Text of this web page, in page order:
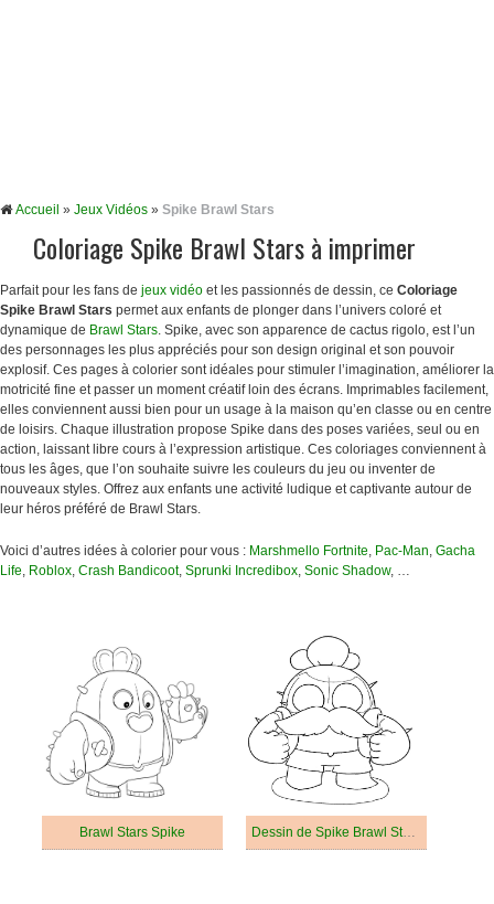
Accueil » Jeux Vidéos » Spike Brawl Stars
Coloriage Spike Brawl Stars à imprimer
Parfait pour les fans de jeux vidéo et les passionnés de dessin, ce Coloriage
Spike Brawl Stars permet aux enfants de plonger dans l’univers coloré et
dynamique de Brawl Stars. Spike, avec son apparence de cactus rigolo, est l’un
des personnages les plus appréciés pour son design original et son pouvoir
explosif. Ces pages à colorier sont idéales pour stimuler l’imagination, améliorer la
motricité fine et passer un moment créatif loin des écrans. Imprimables facilement,
elles conviennent aussi bien pour un usage à la maison qu’en classe ou en centre
de loisirs. Chaque illustration propose Spike dans des poses variées, seul ou en
action, laissant libre cours à l’expression artistique. Ces coloriages conviennent à
tous les âges, que l’on souhaite suivre les couleurs du jeu ou inventer de
nouveaux styles. Offrez aux enfants une activité ludique et captivante autour de
leur héros préféré de Brawl Stars.
Voici d’autres idées à colorier pour vous : Marshmello Fortnite, Pac-Man, Gacha
Life, Roblox, Crash Bandicoot, Sprunki Incredibox, Sonic Shadow, …
Brawl Stars Spike Dessin de Spike Brawl Stars Gratuit